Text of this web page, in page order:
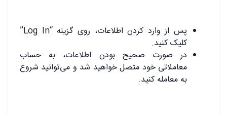
پس از وارد کردن اطلاعات، روی گزینه “Log In”
کلیک کنید.
در صورت صحیح بودن اطلاعات، به حساب
معاملاتی خود متصل خواهید شد و می‌توانید شروع
به معامله کنید.